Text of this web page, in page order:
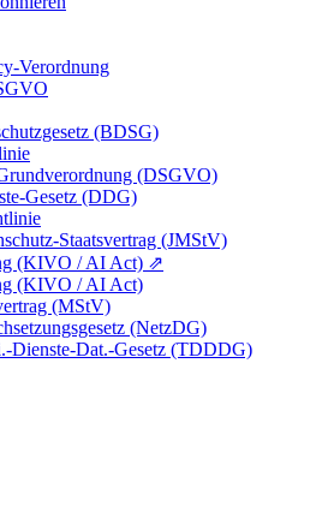
Verordnung
(BDSG)
(DSGVO)
Gesetz (DDG)
Staatsvertrag (JMStV)
(KIVO / AI Act) ⇗
(KIVO / AI Act)
(MStV)
(NetzDG)
Dienste-Dat.-Gesetz (TDDDG)